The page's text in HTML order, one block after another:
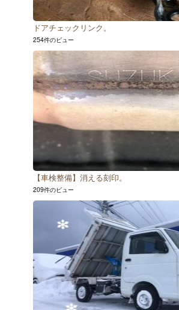
ドアチェックリンク。
254件のビュー
【車検整備】消える刻印。
209件のビュー